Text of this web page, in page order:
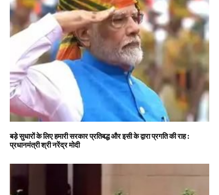
बड़े सुधारों के लिए हमारी सरकार प्रतिबद्ध और इसी के द्वारा प्रगति की राह :
प्रधानमंत्री श्री नरेंद्र मोदी